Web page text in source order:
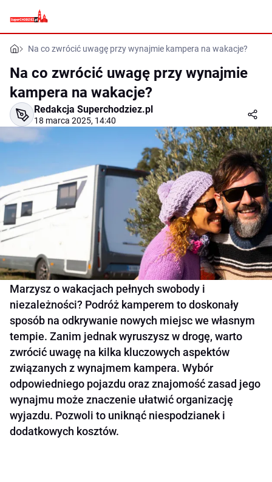
Na co zwrócić uwagę przy wynajmie kampera na wakacje?
Na co zwrócić uwagę przy wynajmie
kampera na wakacje?
Redakcja Superchodziez.pl
18 marca 2025, 14:40
Marzysz o wakacjach pełnych swobody i
niezależności? Podróż kamperem to doskonały
sposób na odkrywanie nowych miejsc we własnym
tempie. Zanim jednak wyruszysz w drogę, warto
zwrócić uwagę na kilka kluczowych aspektów
związanych z wynajmem kampera. Wybór
odpowiedniego pojazdu oraz znajomość zasad jego
wynajmu może znaczenie ułatwić organizację
wyjazdu. Pozwoli to uniknąć niespodzianek i
dodatkowych kosztów.